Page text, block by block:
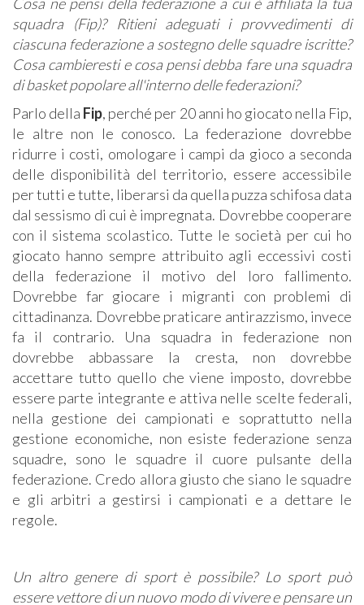
squadra (Fip)? Ritieni adeguati i provvedimenti di
ciascuna federazione a sostegno delle squadre iscritte?
Cosa cambieresti e cosa pensi debba fare una squadra
di basket popolare all'interno delle federazioni?
Parlo della Fip, perché per 20 anni ho giocato nella Fip,
le altre non le conosco. La federazione dovrebbe
ridurre i costi, omologare i campi da gioco a seconda
delle disponibilità del territorio, essere accessibile
per tutti e tutte, liberarsi da quella puzza schifosa data
dal sessismo di cui è impregnata. Dovrebbe cooperare
con il sistema scolastico. Tutte le società per cui ho
giocato hanno sempre attribuito agli eccessivi costi
della federazione il motivo del loro fallimento.
Dovrebbe far giocare i migranti con problemi di
cittadinanza. Dovrebbe praticare antirazzismo, invece
fa il contrario. Una squadra in federazione non
dovrebbe abbassare la cresta, non dovrebbe
accettare tutto quello che viene imposto, dovrebbe
essere parte integrante e attiva nelle scelte federali,
nella gestione dei campionati e soprattutto nella
gestione economiche, non esiste federazione senza
squadre, sono le squadre il cuore pulsante della
federazione. Credo allora giusto che siano le squadre
e gli arbitri a gestirsi i campionati e a dettare le
regole.
Un altro genere di sport è possibile? Lo sport può
essere vettore di un nuovo modo di vivere e pensare un